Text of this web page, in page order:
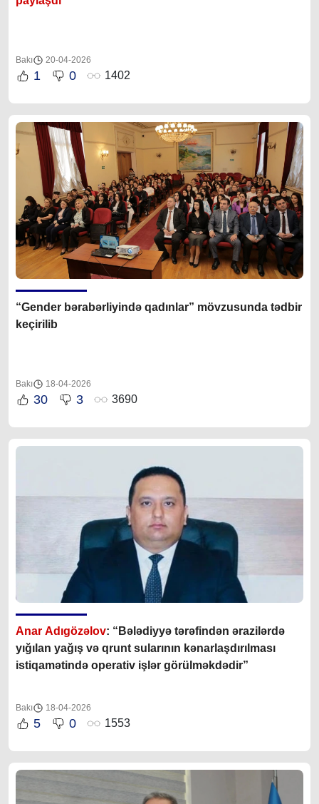
Bakı 20-04-2026
1 0 1402
“Gender bərabərliyində qadınlar” mövzusunda tədbir
keçirilib
Bakı 18-04-2026
30 3 3690
Anar Adıgözəlov: “Bələdiyyə tərəfindən ərazilərdə
yığılan yağış və qrunt sularının kənarlaşdırılması
istiqamətində operativ işlər görülməkdədir”
Bakı 18-04-2026
5 0 1553